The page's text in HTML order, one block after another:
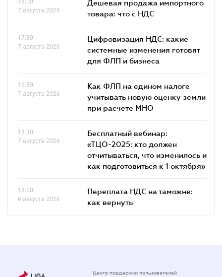
18.00
7 августа 2026
Дешевая продажа импортного
товара: что c НДС
17.30
7 августа 2026
Цифровизация НДС: какие
системные изменения готовят
для ФЛП и бизнеса
16.30
7 августа 2026
Как ФЛП на едином налоге
учитывать новую оценку земли
при расчете МНО
13.30
7 августа 2026
Бесплатный вебинар:
«ТЦО-2025: кто должен
отчитываться, что изменилось и
как подготовиться к 1 октября»
18.00
6 августа 2026
Переплата НДС на таможне:
как вернуть
Центр поддержки пользователей